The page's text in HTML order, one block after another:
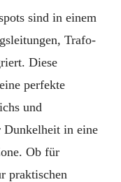
sind in einem
Trafo-
Diese
perfekte
und
Dunkelheit in eine
Ob für
praktischen